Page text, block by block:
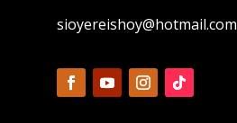
sioyereishoy@hotmail.com